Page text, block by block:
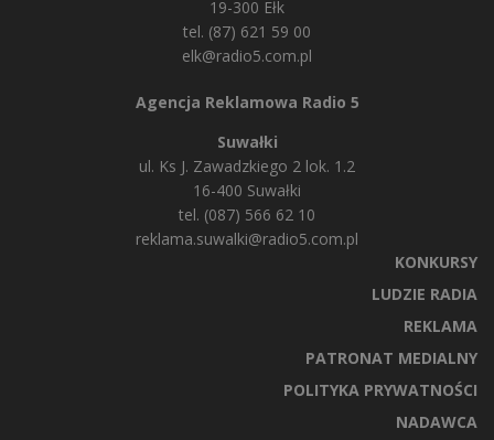
19-300 Ełk
tel. (87) 621 59 00
elk@radio5.com.pl
Agencja Reklamowa Radio 5
Suwałki
ul. Ks J. Zawadzkiego 2 lok. 1.2
16-400 Suwałki
tel. (087) 566 62 10
reklama.suwalki@radio5.com.pl
KONKURSY
LUDZIE RADIA
REKLAMA
PATRONAT MEDIALNY
POLITYKA PRYWATNOŚCI
NADAWCA